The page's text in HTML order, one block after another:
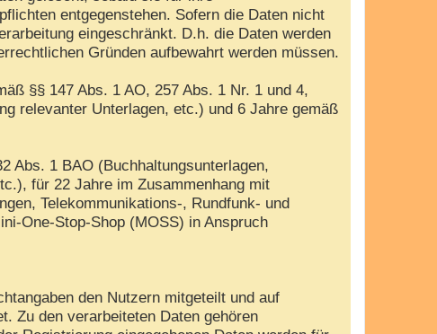
entgegenstehen. Sofern die Daten nicht
eingeschränkt. D.h. die Daten werden
Gründen aufbewahrt werden müssen.
§§ 147 Abs. 1 AO, 257 Abs. 1 Nr. 1 und 4,
relevanter Unterlagen, etc.) und 6 Jahre gemäß
Abs. 1 BAO (Buchhaltungsunterlagen,
für 22 Jahre im Zusammenhang mit
Telekommunikations-, Rundfunk- und
One-Stop-Shop (MOSS) in Anspruch
den Nutzern mitgeteilt und auf
Zu den verarbeiteten Daten gehören